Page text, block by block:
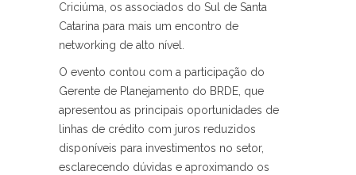
Criciúma, os associados do Sul de Santa
Catarina para mais um encontro de
networking de alto nível.
O evento contou com a participação do
Gerente de Planejamento do BRDE, que
apresentou as principais oportunidades de
linhas de crédito com juros reduzidos
disponíveis para investimentos no setor,
esclarecendo dúvidas e aproximando os